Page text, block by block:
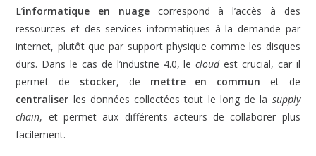
L’informatique en nuagecorrespond à l’accès à des
ressources et des services informatiques à la demande par
internet, plutôt que par support physique comme les disques
durs. Dans le cas de l’industrie 4.0, lecloudest crucial, car il
permet de stocker, de mettre en commun et de
centraliser les données collectées tout le long de la supply
chain, et permet aux différents acteurs de collaborer plus
facilement.